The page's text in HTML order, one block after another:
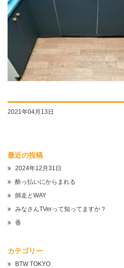
2021年04月13日
最近の投稿
2024年12月31日
酔っ払いにからまれる
師走とWAY
みなさんTVerって知ってますか？
香
カテゴリー
BTW TOKYO